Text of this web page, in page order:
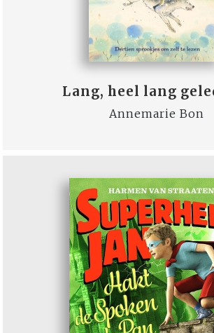
Lang, heel lang
Annemarie Bon